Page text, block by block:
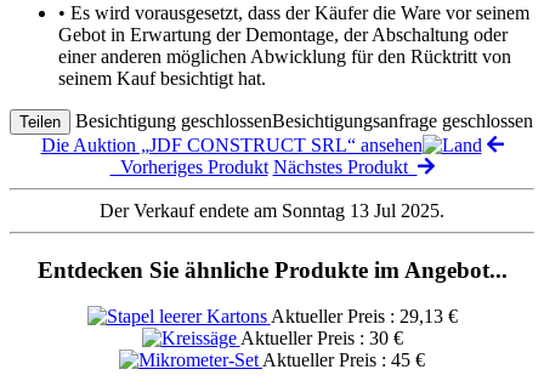
• Es wird vorausgesetzt, dass der Käufer die Ware vor seinem
Gebot in Erwartung der Demontage, der Abschaltung oder
einer anderen möglichen Abwicklung für den Rücktritt von
seinem Kauf besichtigt hat.
Teilen Besichtigung geschlossenBesichtigungsanfrage geschlossen
Die Auktion „JDF CONSTRUCT SRL“ ansehen
Vorheriges Produkt Nächstes Produkt
Der Verkauf endete am Sonntag 13 Jul 2025.
Entdecken Sie ähnliche Produkte im Angebot...
Aktueller Preis : 29,13 €
Aktueller Preis : 30 €
Aktueller Preis : 45 €